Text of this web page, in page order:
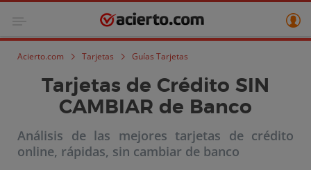
Acierto.com Tarjetas Guías Tarjetas
Tarjetas de Crédito SIN
CAMBIAR de Banco
Análisis de las mejores tarjetas de crédito
online, rápidas, sin cambiar de banco